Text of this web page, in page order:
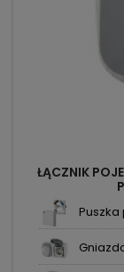
ŁĄCZNIK
Puszka